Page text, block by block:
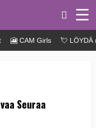
🎦 CAM Girls 💘 LÖYDÄ
Seuraa